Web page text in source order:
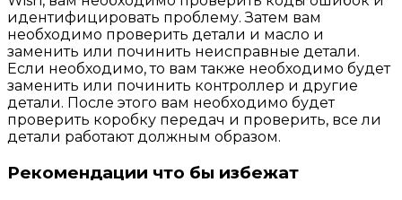
идентифицировать проблему. Затем вам
необходимо проверить детали и масло и
заменить или починить неисправные детали.
Если необходимо, то вам также необходимо будет
заменить или починить контроллер и другие
детали. После этого вам необходимо будет
проверить коробку передач и проверить, все ли
детали работают должным образом.
Рекомендации что бы избежат